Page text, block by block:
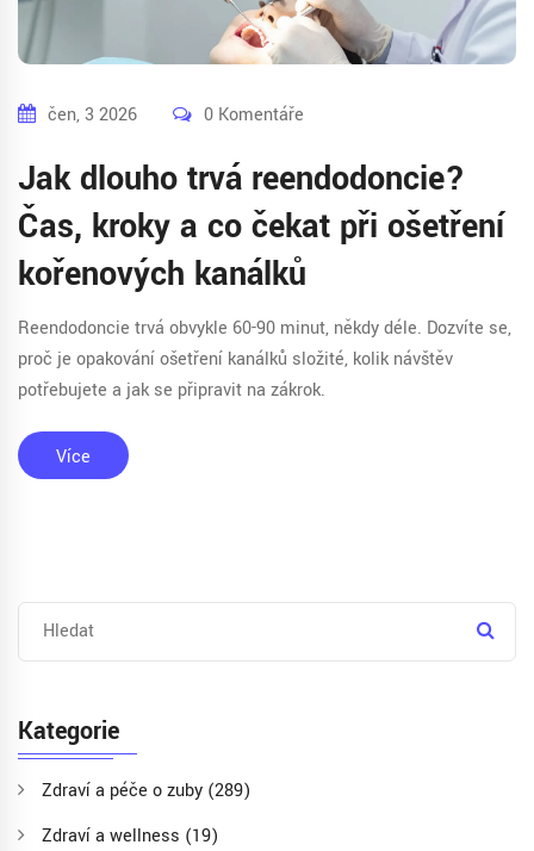
čen, 3 2026 0 Komentáře
Jak dlouho trvá reendodoncie?
Čas, kroky a co čekat při ošetření
kořenových kanálků
Reendodoncie trvá obvykle 60-90 minut, někdy déle. Dozvíte se,
proč je opakování ošetření kanálků složité, kolik návštěv
potřebujete a jak se připravit na zákrok.
Více
Kategorie
Zdraví a péče o zuby (289)
Zdraví a wellness (19)